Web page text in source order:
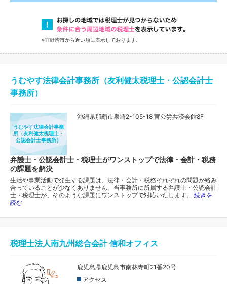
※宜野湾市から近い順に表示しております。
うむやす法律会計事務所（友利健太税理士・公認会計士
事務所）
うむやす法律会計事務
所（友利健太税理士・
公認会計士事務所）
沖縄県那覇市泉崎2-105-18 官公労共済会館8F
弁護士・公認会計士・税理士がワンストップで法律・会計・税務
の課題を解決
生活や事業活動で発生する課題は、法律・会計・税務それぞれの問題が絡み
合っていることが少なくありません。当事務所に所属する弁護士・公認会計
士・税理士が、そのような課題にワンストップで対応いたします。 続きを
読む
税理士法人南九州総合会計 信和オフィス
鹿児島県鹿児島市南林寺町21番20号
アクセス